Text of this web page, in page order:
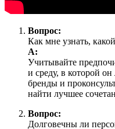
Вопрос:
Как мне узнать,
А:
Учитывайте
и среду, в которой
бренды и
найти лучшее
Вопрос:
Долговечны ли